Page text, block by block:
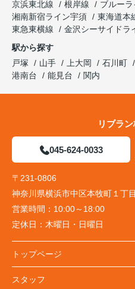
京浜東北線
根岸線 ブルーラ
湘南新宿ライン宇須
東海道本
東急東横線
金沢シーサイドラ
駅から探す
戸塚
山手 上大岡 石川町
港南台
能見台 関内
リブラ
045-624-0033
〒231-0806
神奈川県横浜市中区本牧町１丁
営業時間： 10:00～18:00
定休日： 木曜日・日曜日
トップページ
スタッフ